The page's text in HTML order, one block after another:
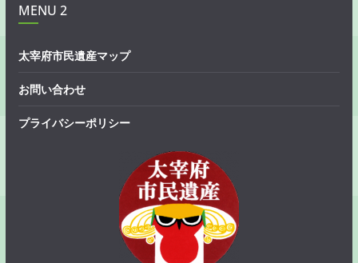
MENU 2
太宰府市民遺産マップ
お問い合わせ
プライバシーポリシー